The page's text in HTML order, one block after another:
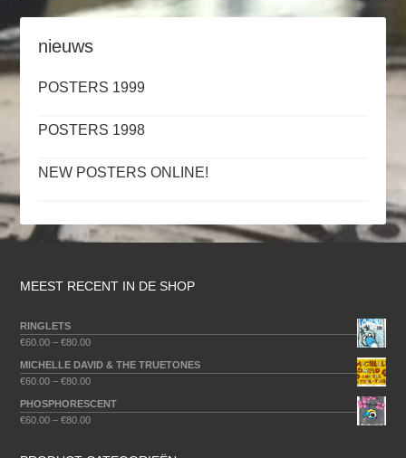
nieuws
POSTERS 1999
POSTERS 1998
NEW POSTERS ONLINE!
MEEST RECENT IN DE SHOP
RINGLETS
€60.00 –€80.00
MICHELLE DAVID & THE TRUETONES
€60.00 –€80.00
PHOSPHORESCENT
€60.00 –€80.00